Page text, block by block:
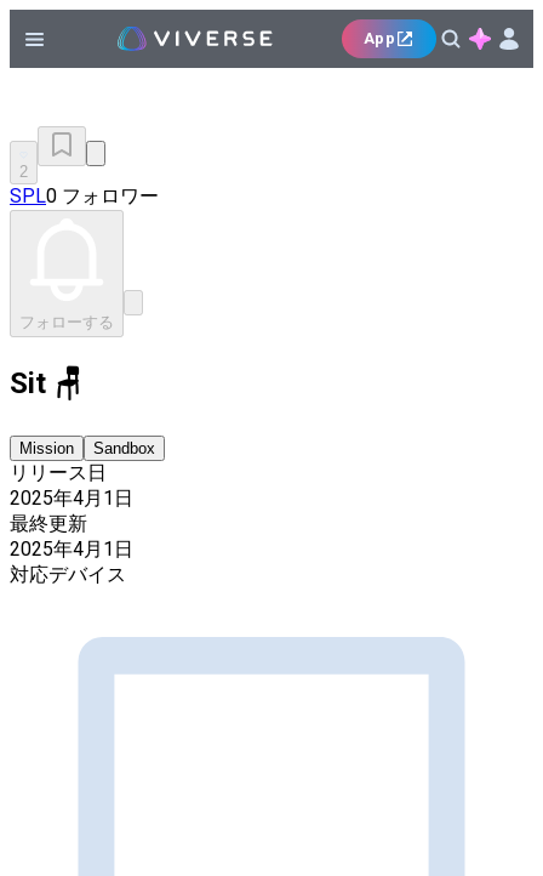
App
2
SPL0 フォロワー
フォローする
Sit 🪑
Mission Sandbox
リリース日
2025年4月1日
最終更新
2025年4月1日
対応デバイス